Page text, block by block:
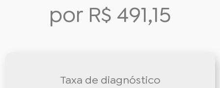
por R$ 491,15
Taxa de diagnóstico